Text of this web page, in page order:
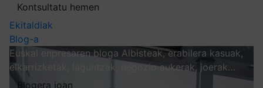
Kontsultatu hemen
Ekitaldiak
Blog-a
Euskal enpresaren bloga Albisteak, erabilera kasuak,
elkarrizketak, laguntzak, negozio aukerak, joerak…
Blogera joan